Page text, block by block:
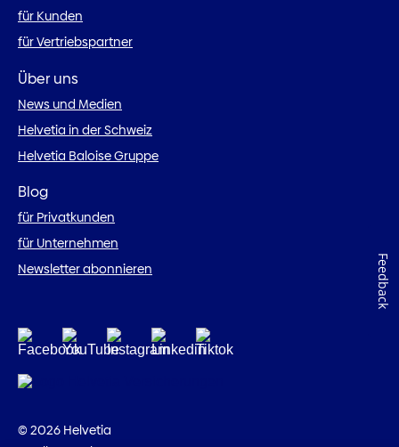
für Kunden
für Vertriebspartner
Über uns
News und Medien
Helvetia in der Schweiz
Helvetia Baloise Gruppe
Blog
für Privatkunden
für Unternehmen
Newsletter abonnieren
© 2026 Helvetia
Feedback